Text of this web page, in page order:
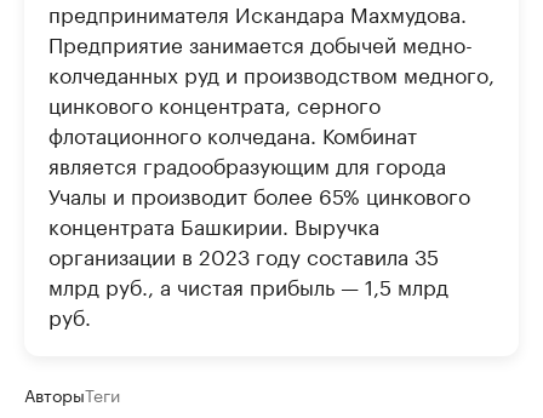
предпринимателя Искандара Махмудова.
Предприятие занимается добычей медно-
колчеданных руд и производством медного,
цинкового концентрата, серного
флотационного колчедана. Комбинат
является градообразующим для города
Учалы и производит более 65% цинкового
концентрата Башкирии. Выручка
организации в 2023 году составила 35
млрд руб., а чистая прибыль — 1,5 млрд
руб.
АвторыТеги